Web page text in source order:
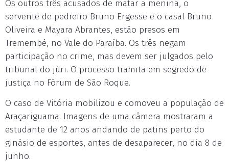
Os outros três acusados de matar a menina, o
servente de pedreiro Bruno Ergesse e o casal Bruno
Oliveira e Mayara Abrantes, estão presos em
Tremembé, no Vale do Paraíba. Os três negam
participação no crime, mas devem ser julgados pelo
tribunal do júri. O processo tramita em segredo de
justiça no Fórum de São Roque.
O caso de Vitória mobilizou e comoveu a população de
Araçariguama. Imagens de uma câmera mostraram a
estudante de 12 anos andando de patins perto do
ginásio de esportes, antes de desaparecer, no dia 8 de
junho.